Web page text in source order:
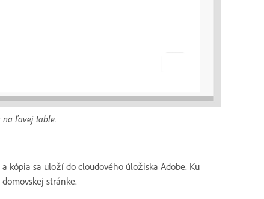
na ľavej table.
kópia sa uloží do cloudového úložiska Adobe. Ku
domovskej stránke.